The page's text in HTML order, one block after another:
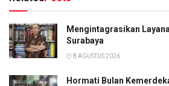
Mengintagrasikan
Surabaya
8 AGUSTUS 2026
Hormati Bulan